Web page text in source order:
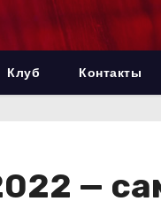
Клуб Контакты
—